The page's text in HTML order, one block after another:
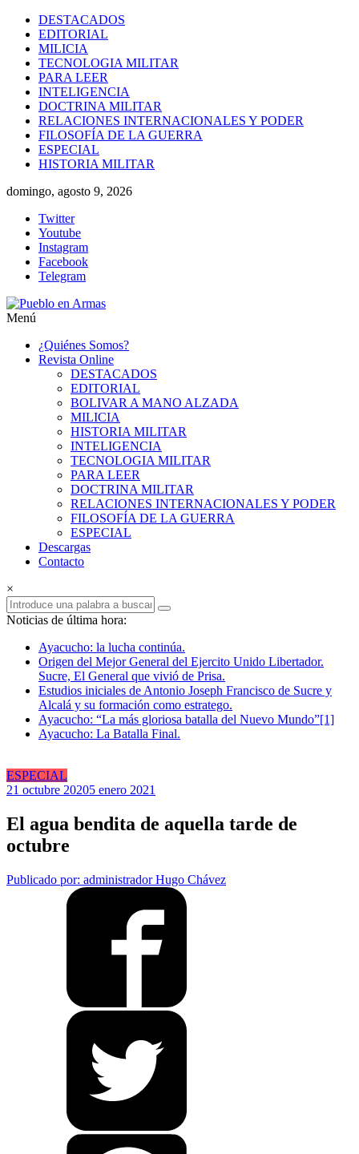
Saltar
contenido
DESTACADOS
EDITORIAL
MILICIA
TECNOLOGIA MILITAR
PARA LEER
INTELIGENCIA
DOCTRINA MILITAR
RELACIONES INTERNACIONALES Y PODER
FILOSOFÍA DE LA GUERRA
ESPECIAL
HISTORIA MILITAR
domingo, agosto 9, 2026
Twitter
Youtube
Instagram
Facebook
Telegram
Armas
Menú
¿Quiénes Somos?
Revista Online
DESTACADOS
EDITORIAL
BOLIVAR A MANO ALZADA
MILICIA
HISTORIA MILITAR
INTELIGENCIA
TECNOLOGIA MILITAR
PARA LEER
DOCTRINA MILITAR
RELACIONES INTERNACIONALES Y PODER
FILOSOFÍA DE LA GUERRA
ESPECIAL
Descargas
Contacto
×
Noticias de última hora:
Ayacucho: la lucha continúa.
Origen del Mejor General del Ejercito Unido Libertador.
Sucre, El General que vivió de Prisa.
Estudios iniciales de Antonio Joseph Francisco de Sucre y
Alcalá y su formación como estratego.
Ayacucho: “La más gloriosa batalla del Nuevo Mundo”[1]
Ayacucho: La Batalla Final.
ESPECIAL
21 octubre 20205 enero 2021
El agua bendita de aquella tarde de
octubre
Publicado por: administradorHugo Chávez